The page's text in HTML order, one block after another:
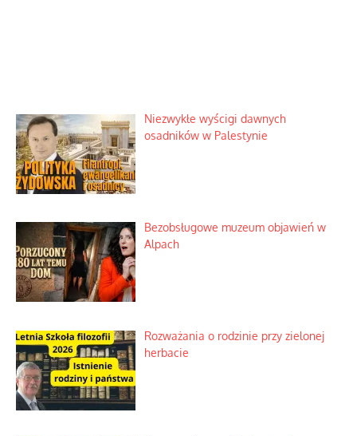
Niezwykłe wyścigi dawnych
osadników w Palestynie
Bezobsługowe muzeum objawień w
Alpach
Rozważania o rodzinie przy zielonej
herbacie